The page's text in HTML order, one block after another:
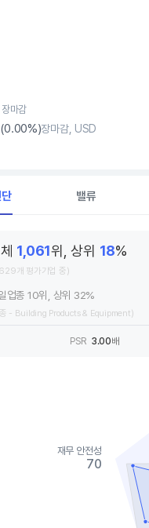
마감
(0.00%)장마감, USD
밸류
1,061위, 상위 18%
개 평가기업 중)
업종 10위, 상위 32%
- Building Products & Equipment)
PSR 3.00배
재무 안전성
70